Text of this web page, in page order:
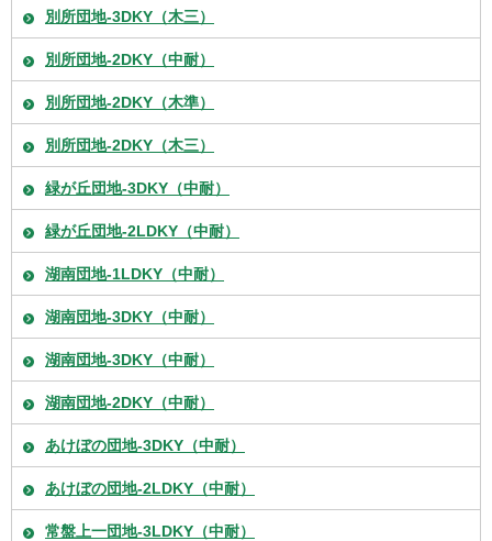
別所団地-3DKY（木三）
別所団地-2DKY（中耐）
別所団地-2DKY（木準）
別所団地-2DKY（木三）
緑が丘団地-3DKY（中耐）
緑が丘団地-2LDKY（中耐）
湖南団地-1LDKY（中耐）
湖南団地-3DKY（中耐）
湖南団地-3DKY（中耐）
湖南団地-2DKY（中耐）
あけぼの団地-3DKY（中耐）
あけぼの団地-2LDKY（中耐）
常盤上一団地-3LDKY（中耐）